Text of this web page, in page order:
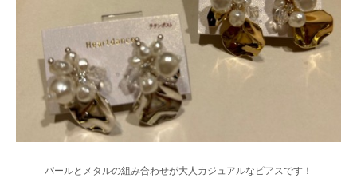
パールとメタルの組み合わせが大人カジュアルなピアスです！